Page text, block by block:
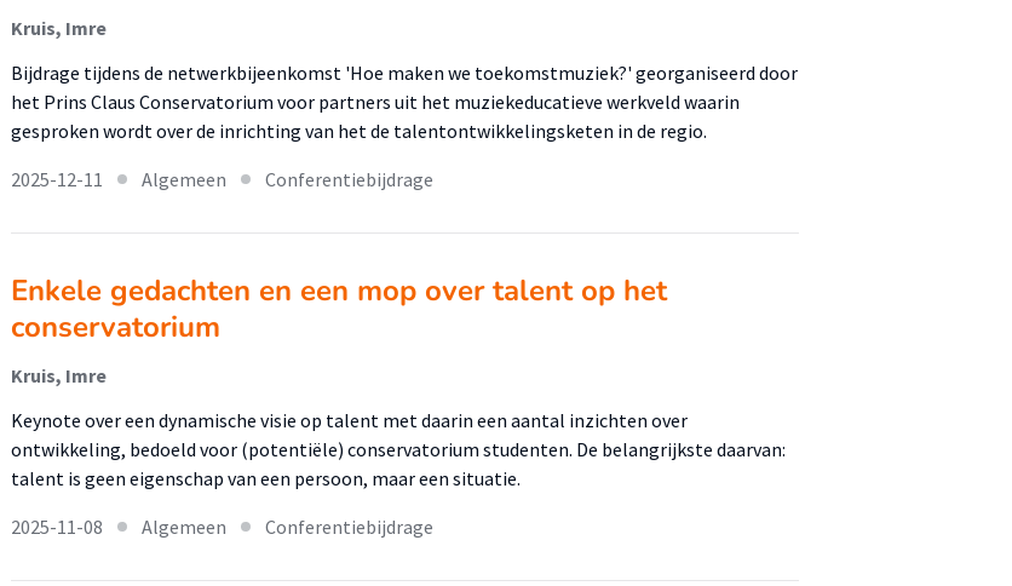
Kruis, Imre
Bijdrage tijdens de netwerkbijeenkomst 'Hoe maken we toekomstmuziek?' georganiseerd door
het Prins Claus Conservatorium voor partners uit het muziekeducatieve werkveld waarin
gesproken wordt over de inrichting van het de talentontwikkelingsketen in de regio.
2025-12-11
Algemeen Conferentiebijdrage
Enkele gedachten en een mop over talent op het
conservatorium
Kruis, Imre
Keynote over een dynamische visie op talent met daarin een aantal inzichten over
ontwikkeling, bedoeld voor (potentiële) conservatorium studenten. De belangrijkste daarvan:
talent is geen eigenschap van een persoon, maar een situatie.
2025-11-08
Algemeen Conferentiebijdrage